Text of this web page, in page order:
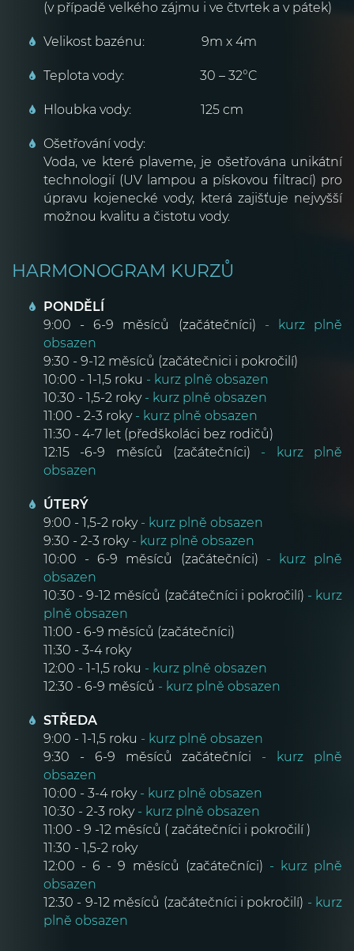
(v případě velkého zájmu i ve čtvrtek a v pátek)
Velikost bazénu: 9m x 4m
Teplota vody: 30 – 32°C
Hloubka vody: 125 cm
Ošetřování vody:
Voda, ve které plaveme, je ošetřována unikátní
technologií (UV lampou a pískovou filtrací) pro
úpravu kojenecké vody, která zajišťuje nejvyšší
možnou kvalitu a čistotu vody.
HARMONOGRAM KURZŮ
PONDĚLÍ
9:00 - 6-9 měsíců (začátečníci) - kurz plně
obsazen
9:30 - 9-12 měsíců (začátečnici i pokročilí)
10:00 - 1-1,5 roku - kurz plně obsazen
10:30 - 1,5-2 roky - kurz plně obsazen
11:00 - 2-3 roky - kurz plně obsazen
11:30 - 4-7 let (předškoláci bez rodičů)
12:15 -6-9 měsíců (začátečníci) - kurz plně
obsazen
ÚTERÝ
9:00 - 1,5-2 roky - kurz plně obsazen
9:30 - 2-3 roky - kurz plně obsazen
10:00 - 6-9 měsíců (začátečníci) - kurz plně
obsazen
10:30 - 9-12 měsíců (začátečníci i pokročilí) - kurz
plně obsazen
11:00 - 6-9 měsíců (začátečníci)
11:30 - 3-4 roky
12:00 - 1-1,5 roku - kurz plně obsazen
12:30 - 6-9 měsíců - kurz plně obsazen
STŘEDA
9:00 - 1-1,5 roku - kurz plně obsazen
9:30 - 6-9 měsíců začátečníci - kurz plně
obsazen
10:00 - 3-4 roky - kurz plně obsazen
10:30 - 2-3 roky - kurz plně obsazen
11:00 - 9 -12 měsíců ( začátečníci i pokročilí )
11:30 - 1,5-2 roky
12:00 - 6 - 9 měsíců (začátečníci) - kurz plně
obsazen
12:30 - 9-12 měsíců (začátečníci i pokročilí) - kurz
plně obsazen